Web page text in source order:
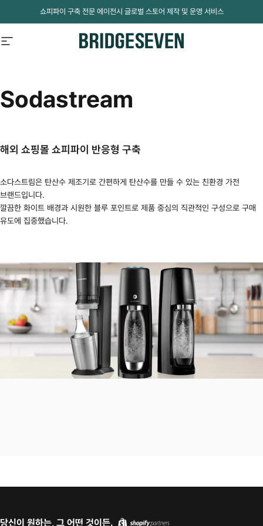
Skip to content
쇼피파이 구축 전문 에이전시 글로벌 스토어 제작 및 운영 서비스
Site navigation BridgeSeven
Sodastream
해외 쇼핑몰 쇼피파이 반응형 구축
소다스트림은 탄산수 제조기로 간편하게 탄산수를 만들 수 있는 친환경 가전
브랜드입니다.
깔끔한 화이트 배경과 시원한 블루 포인트로 제품 중심의 직관적인 구성으로 구매
유도에 집중했습니다.
당신이 원하는, 그 어떤 것이든.